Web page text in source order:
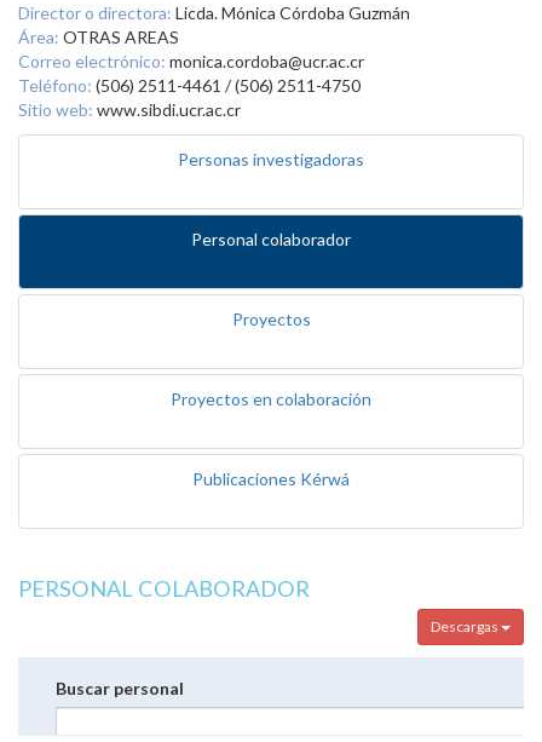
Director o directora: Licda. Mónica Córdoba Guzmán
Área: OTRAS AREAS
Correo electrónico: monica.cordoba@ucr.ac.cr
Teléfono: (506) 2511-4461 / (506) 2511-4750
Sitio web: www.sibdi.ucr.ac.cr
Personas investigadoras
Personal colaborador
Proyectos
Proyectos en colaboración
Publicaciones Kérwá
PERSONAL COLABORADOR
Descargas
Buscar personal